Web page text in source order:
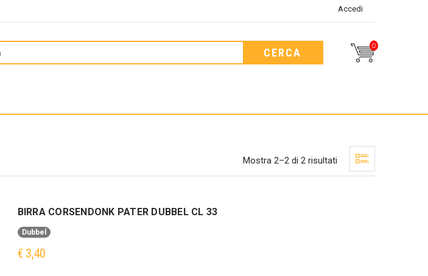
Accedi
CERCA
0
Mostra 2–2 di 2 risultati
BIRRA CORSENDONK PATER DUBBEL CL 33
Dubbel
€ 3,40